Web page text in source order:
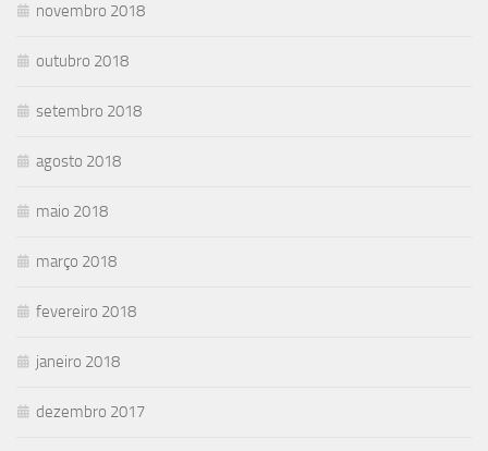
novembro 2018
outubro 2018
setembro 2018
agosto 2018
maio 2018
março 2018
fevereiro 2018
janeiro 2018
dezembro 2017